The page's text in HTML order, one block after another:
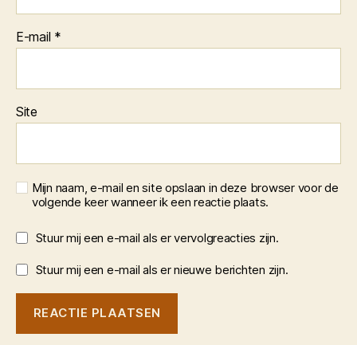
E-mail *
Site
Mijn naam, e-mail en site opslaan in deze browser voor de
volgende keer wanneer ik een reactie plaats.
Stuur mij een e-mail als er vervolgreacties zijn.
Stuur mij een e-mail als er nieuwe berichten zijn.